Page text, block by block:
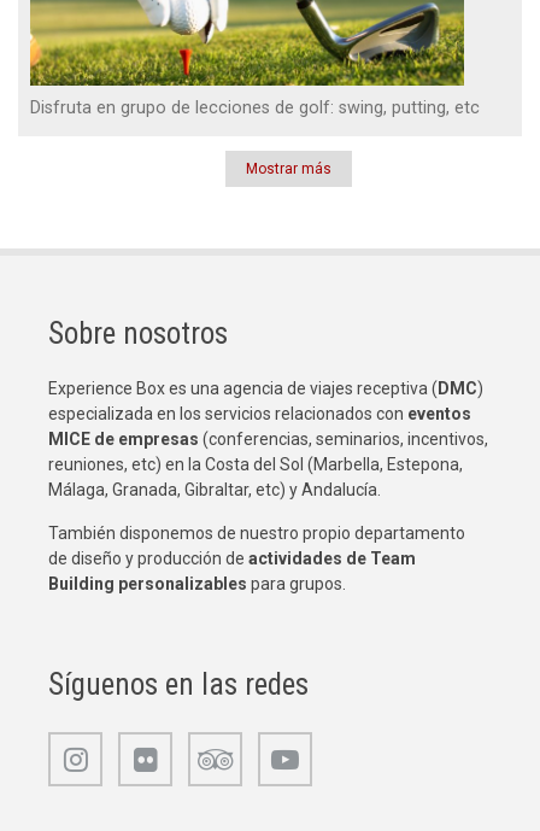
Disfruta en grupo de lecciones de golf: swing, putting, etc
Mostrar más
Sobre nosotros
Experience Box es una agencia de viajes receptiva (DMC)
especializada en los servicios relacionados con eventos
MICE de empresas (conferencias, seminarios, incentivos,
reuniones, etc) en la Costa del Sol (Marbella, Estepona,
Málaga, Granada, Gibraltar, etc) y Andalucía.
También disponemos de nuestro propio departamento
de diseño y producción de actividades de Team
Building personalizables para grupos.
Síguenos en las redes